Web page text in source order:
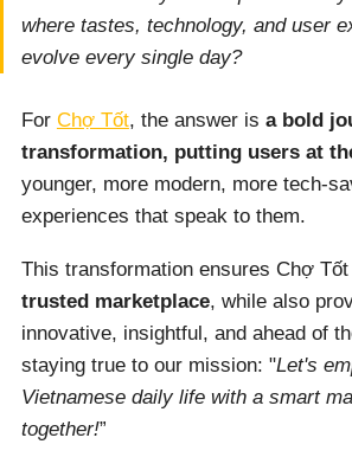
where tastes, technology, and user
evolve every single day?
For Chợ Tốt, the answer is a bold
transformation, putting users at
younger, more modern, more tech-
experiences that speak to them.
This transformation ensures Chợ
trusted marketplace, while also
innovative, insightful, and ahead of
staying true to our mission: "Let's
Vietnamese daily life with a smart
together!”